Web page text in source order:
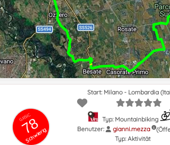
GRSIC
78
Schwierig
Start: Milano - Lombardia
Typ: Mountainbiking
Benutzer:
gianni.mezza
Typ: Aktivität